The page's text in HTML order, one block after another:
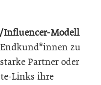
Modell
zu
Partner oder
Links ihre